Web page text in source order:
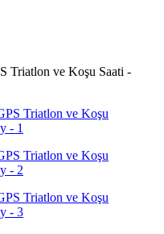
Triatlon ve Koşu Saati -